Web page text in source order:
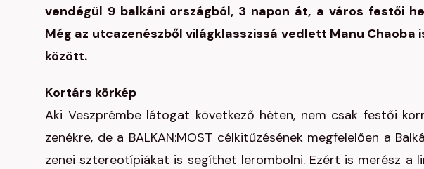
vendégül 9 balkáni országból, 3 napon át, a város festői
Még az utcazenészből világklasszissá vedlett Manu
között.
Kortárs körkép
Aki Veszprémbe látogat következő héten, nem csak festői
zenékre, de a BALKAN:MOST célkitűzésének megfelelően a
zenei sztereotípiákat is segíthet lerombolni. Ezért is merész a